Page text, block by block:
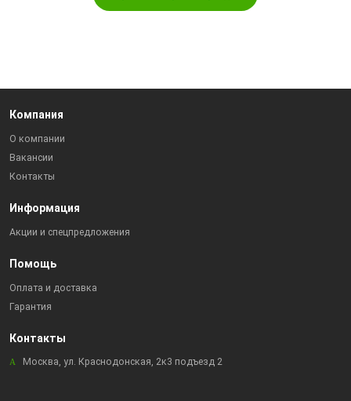
Компания
О компании
Вакансии
Контакты
Информация
Акции и спецпредложения
Помощь
Оплата и доставка
Гарантия
Контакты
Москва, ул. Краснодонская, 2к3 подъезд 2